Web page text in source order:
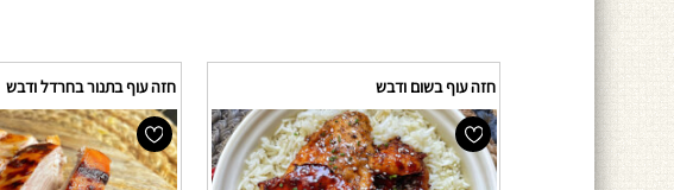
חזה עוף בשום ודבש חזה עוף בתנור בחרדל ודבש